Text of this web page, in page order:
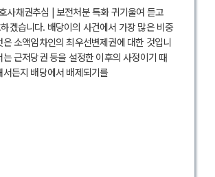
사채권추심 | 보전처분 특화 귀기울여 듣고
겠습니다. 배당이의 사건에서 가장 많은 비중
소액임차인의 최우선변제권에 대한 것입니
는 근저당권 등을 설정한 이후의 사정이기 때
든지 배당에서 배제되기를